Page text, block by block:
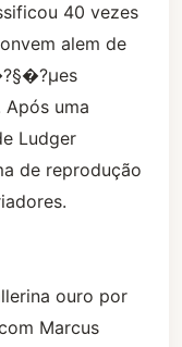
40 vezes
alem de
uma
Ludger
de reprodução
ouro por
Marcus